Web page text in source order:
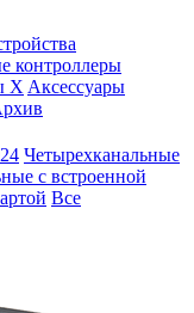
контроллеры
X Aксессуары
Четырехканальные
с встроенной
Все